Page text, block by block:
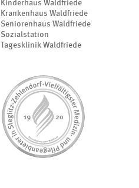
Kinderhaus Waldfriede
Krankenhaus Waldfriede
Seniorenhaus Waldfriede
Sozialstation
Tagesklinik Waldfriede